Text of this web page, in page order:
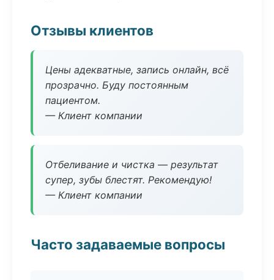
Отзывы клиентов
Цены адекватные, запись онлайн, всё
прозрачно. Буду постоянным
пациентом.
— Клиент компании
Отбеливание и чистка — результат
супер, зубы блестят. Рекомендую!
— Клиент компании
Часто задаваемые вопросы